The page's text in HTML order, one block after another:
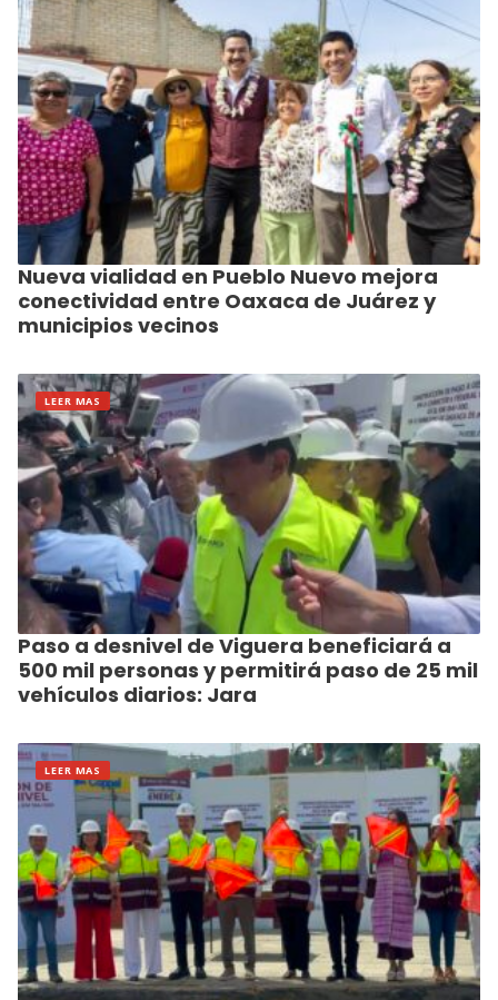
Nueva vialidad en Pueblo Nuevo mejora
conectividad entre Oaxaca de Juárez y
municipios vecinos
LEER MAS
Paso a desnivel de Viguera beneficiará a
500 mil personas y permitirá paso de 25 mil
vehículos diarios: Jara
LEER MAS